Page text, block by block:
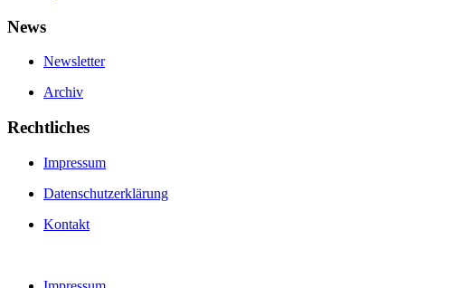
News
Newsletter
Archiv
Rechtliches
Impressum
Datenschutzerklärung
Kontakt